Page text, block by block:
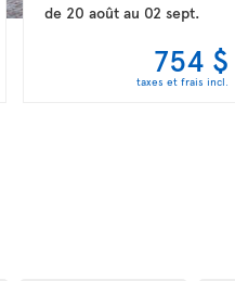
de 20 aoûtau 02 sept.
754 $
taxes et frais incl.